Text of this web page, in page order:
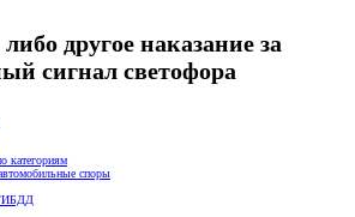
другое наказание за
сигнал светофора
категориям
споры